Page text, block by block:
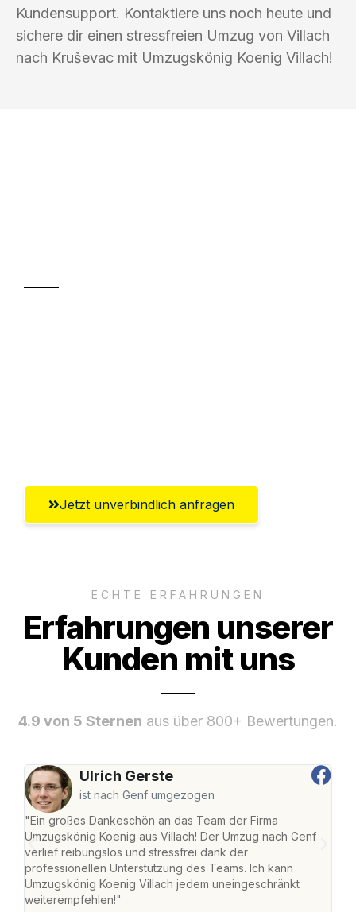
Kundensupport. Kontaktiere uns noch heute und
sichere dir einen stressfreien Umzug von Villach
nach Kruševac mit Umzugskönig Koenig Villach!
Jetzt unverbindlich anfragen
ECHTE ERFAHRUNGEN
Erfahrungen unserer
Kunden mit uns
4.9 von 5 Sternen aus über 800+ Bewertungen.
Ulrich Gerste
ist nach Genf umgezogen
"Ein großes Dankeschön an das Team der Firma
Umzugskönig Koenig aus Villach! Der Umzug nach Genf
verlief reibungslos und stressfrei dank der
professionellen Unterstützung des Teams. Ich kann
Umzugskönig Koenig Villach jedem uneingeschränkt
weiterempfehlen!"